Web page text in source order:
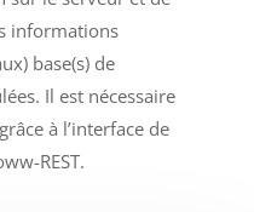
informations
base(s) de
Il est nécessaire
à l’interface de
REST.